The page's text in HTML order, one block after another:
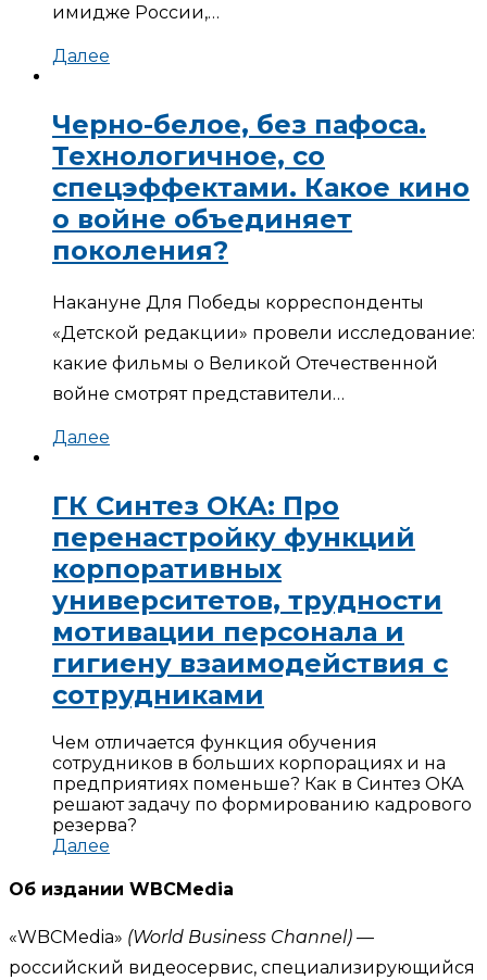
имидже России,…
Далее
Черно-белое, без пафоса.
Технологичное, со
спецэффектами. Какое кино
о войне объединяет
поколения?
Накануне Для Победы корреспонденты
«Детской редакции» провели исследование:
какие фильмы о Великой Отечественной
войне смотрят представители…
Далее
ГК Синтез ОКА: Про
перенастройку функций
корпоративных
университетов, трудности
мотивации персонала и
гигиену взаимодействия с
сотрудниками
Чем отличается функция обучения
сотрудников в больших корпорациях и на
предприятиях поменьше? Как в Синтез ОКА
решают задачу по формированию кадрового
резерва?
Далее
Об издании WBCMedia
«WBCMedia» (World Business Channel) —
российский видеосервис, специализирующийся